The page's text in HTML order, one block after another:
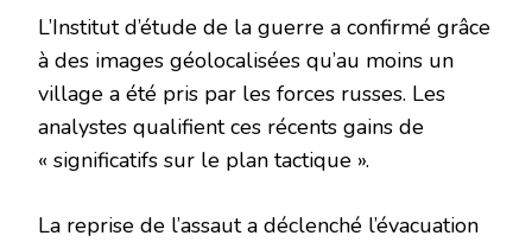
L’Institut d’étude de la guerre a confirmé grâce
à des images géolocalisées qu’au moins un
village a été pris par les forces russes. Les
analystes qualifient ces récents gains de
« significatifs sur le plan tactique ».
La reprise de l’assaut a déclenché l’évacuation